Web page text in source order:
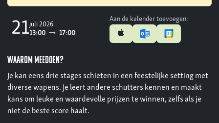
21juli 2026
13:00
17:00
Aan de kalender toevoegen:
waarom meedoen?
Je kan eens drie stages schieten in een feestelijke setting met
diverse wapens. Je leert andere schutters kennen en maakt
kans om leuke en waardevolle prijzen te winnen, zelfs als je
niet de beste score haalt.